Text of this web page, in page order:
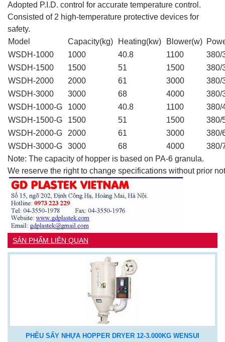
Adopted P.I.D. control for accurate temperature control.
Consisted of 2 high-temperature protective devices for
safety.
Model
Capacity(kg) Heating(kw) Blower(w)
WSDH-1000
1000 40.8 1100
380/
WSDH-1500
1500 51 1500
380/
WSDH-2000
2000 61 3000
380/
WSDH-3000
3000 68 4000
380/
WSDH-1000-G
1000 40.8 1100
380/
WSDH-1500-G
1500 51 1500
380/
WSDH-2000-G
2000 61 3000
380/
WSDH-3000-G
3000 68 4000
380/
Note: The capacity of hopper is based on PA-6 granula.
We reserve the right to change specifications without prior
SẢN PHẨM LIÊN QUAN
PHỄU SẤY NHỰA HOPPER DRYER 12-3.000KG WENSUI